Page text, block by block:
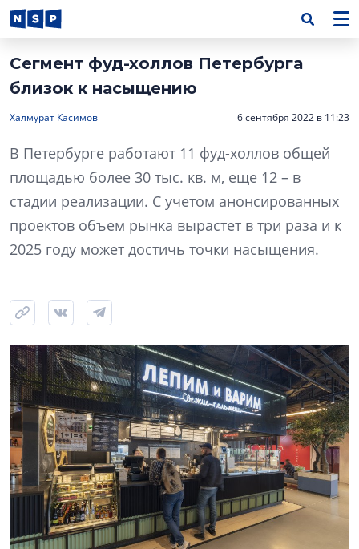
Сегмент фуд-холлов Петербурга
близок к насыщению
Халмурат Касимов 6 сентября 2022 в 11:23
В Петербурге работают 11 фуд-холлов общей
площадью более 30 тыс. кв. м, еще 12 – в
стадии реализации. С учетом анонсированных
проектов объем рынка вырастет в три раза и к
2025 году может достичь точки насыщения.